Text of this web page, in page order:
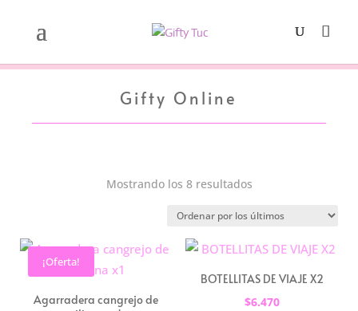
Gifty Online
Mostrando los 8 resultadosOrdenado
los
últimos
¡Oferta!
Agarradera cangrejo de
BOTELLITAS DE VIAJE X2
$6.470